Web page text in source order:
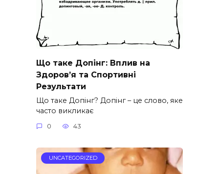
Що таке Допінг: Вплив на
Здоров’я та Спортивні
Результати
Що таке Допінг? Допінг – це слово, яке
часто викликає
0 43
UNCATEGORIZED